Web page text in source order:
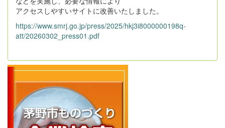
アクセスしやすいサイトに改善いたしました。
https://www.smrj.go.jp/press/2025/hkj3i8000000198q-
att/20260302_press01.pdf